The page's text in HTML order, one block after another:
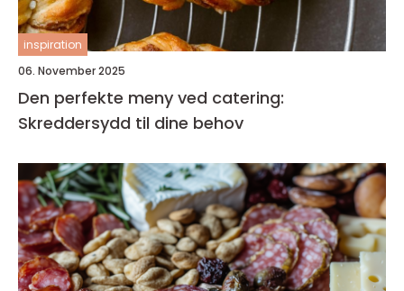
inspiration
06. November 2025
Den perfekte meny ved catering:
Skreddersydd til dine behov